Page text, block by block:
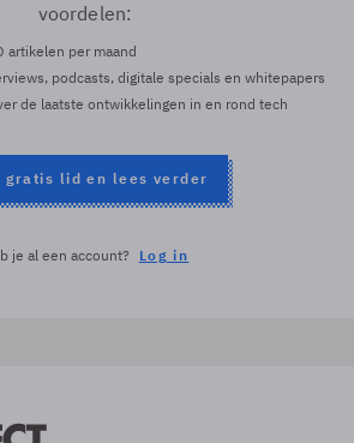
voordelen:
artikelen per maand
podcasts, digitale specials en whitepapers
de laatste ontwikkelingen in en rond tech
gratis lid en lees verder
je al een account? Log in